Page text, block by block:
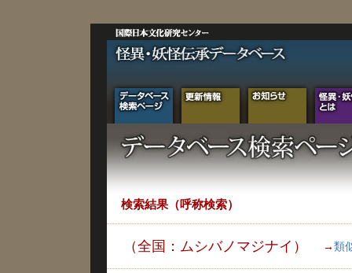
検索結果（呼称検索）
（全国：ムシバノマジナイ） → 類